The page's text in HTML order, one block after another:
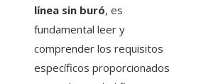
línea sin buró, es
fundamental leer y
comprender los requisitos
específicos proporcionados